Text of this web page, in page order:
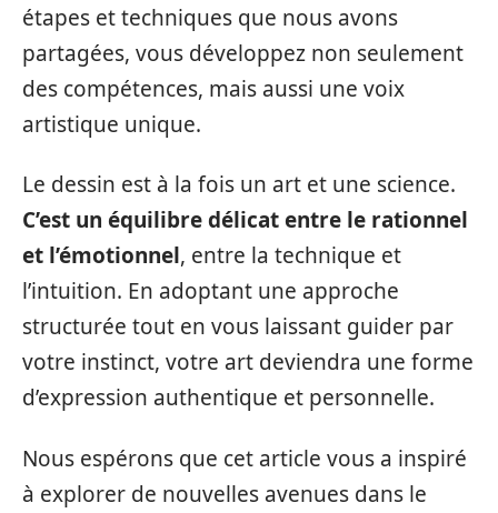
étapes et techniques que nous avons
partagées, vous développez non seulement
des compétences, mais aussi une voix
artistique unique.
Le dessin est à la fois un art et une science.
C’est un équilibre délicat entre le rationnel
et l’émotionnel, entre la technique et
l’intuition. En adoptant une approche
structurée tout en vous laissant guider par
votre instinct, votre art deviendra une forme
d’expression authentique et personnelle.
Nous espérons que cet article vous a inspiré
à explorer de nouvelles avenues dans le